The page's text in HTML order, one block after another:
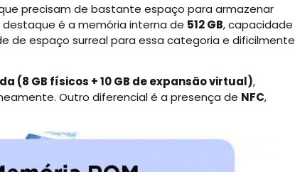
precisam de bastante espaço para armazenar
é a memória interna de 512 GB, capacidade
de espaço surreal para essa categoria e dificilmente
(8 GB físicos + 10 GB de expansão virtual),
Outro diferencial é a presença de NFC,